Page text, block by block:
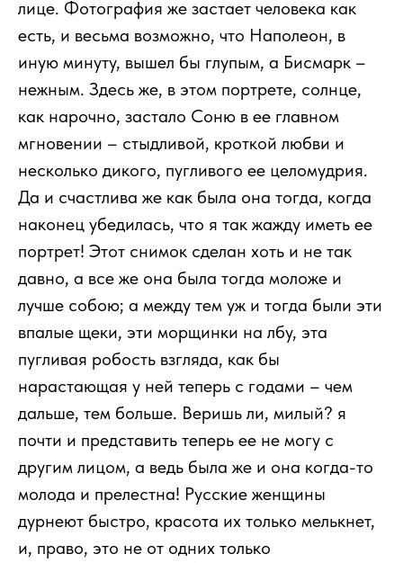
лице. Фотография же застает человека как
есть, и весьма возможно, что Наполеон, в
иную минуту, вышел бы глупым, а Бисмарк –
нежным. Здесь же, в этом портрете, солнце,
как нарочно, застало Соню в ее главном
мгновении – стыдливой, кроткой любви и
несколько дикого, пугливого ее целомудрия.
Да и счастлива же как была она тогда, когда
наконец убедилась, что я так жажду иметь ее
портрет! Этот снимок сделан хоть и не так
давно, а все же она была тогда моложе и
лучше собою; а между тем уж и тогда были эти
впалые щеки, эти морщинки на лбу, эта
пугливая робость взгляда, как бы
нарастающая у ней теперь с годами – чем
дальше, тем больше. Веришь ли, милый? я
почти и представить теперь ее не могу с
другим лицом, а ведь была же и она когда-то
молода и прелестна! Русские женщины
дурнеют быстро, красота их только мелькнет,
и, право, это не от одних только